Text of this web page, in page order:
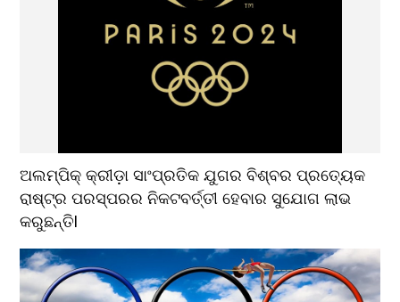
ଅଲମ୍ପିକ୍ କ୍ରୀଡ଼ା ସାଂପ୍ରତିକ ଯୁଗର ବିଶ୍ବର ପ୍ରତ୍ୟେକ
ରାଷ୍ଟ୍ର ପରସ୍ପରର ନିକଟବର୍ତ୍ତୀ ହେବାର ସୁଯୋଗ ଲାଭ
କରୁଛନ୍ତିl